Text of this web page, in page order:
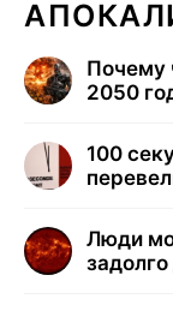
Почему
2050
100
Люди